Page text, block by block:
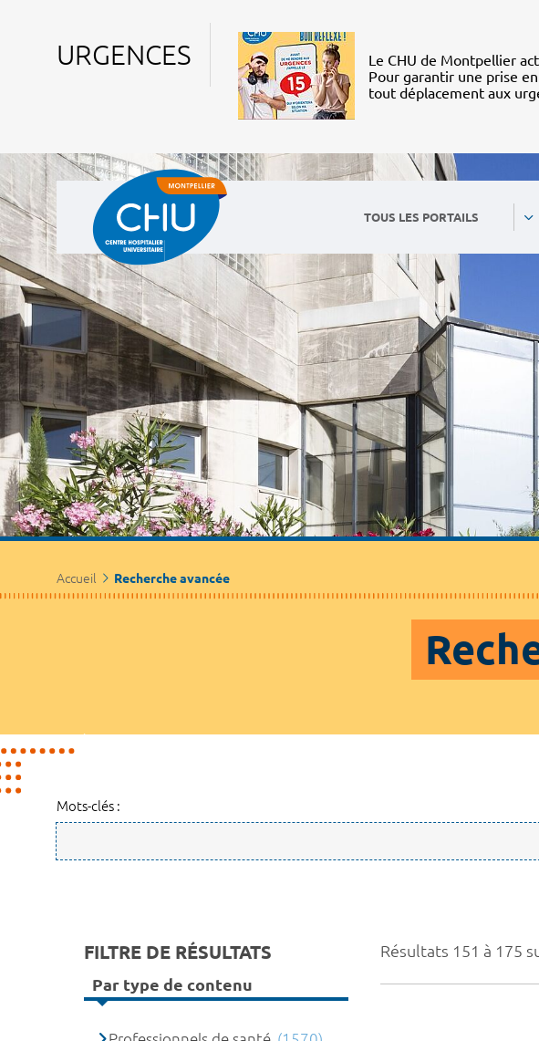
URGENCES
Le CHU de Montpellier
Pour garantir une prise
tout déplacement aux
TOUS LES PORTAILS
Accueil Recherche avancée
Mots-clés :
Résultats 151 à 175
FILTRE DE RÉSULTATS
Par type de contenu